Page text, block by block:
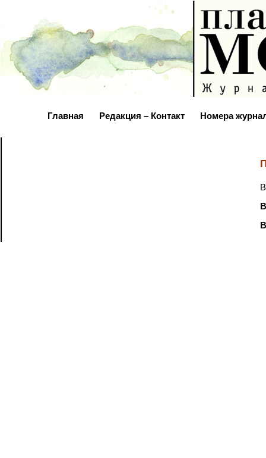
Главная Редакция – Контакт Номера